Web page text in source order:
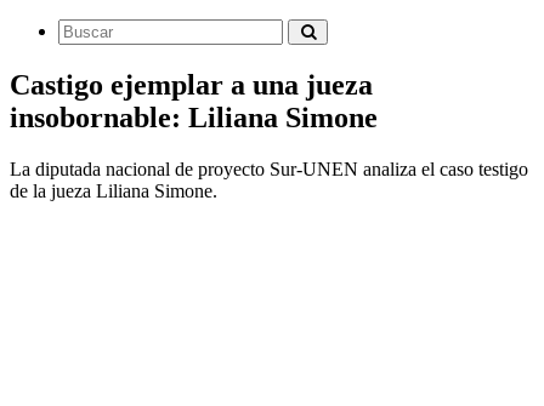
Castigo ejemplar a una jueza
insobornable: Liliana Simone
La diputada nacional de proyecto Sur-UNEN analiza el caso testigo
de la jueza Liliana Simone.